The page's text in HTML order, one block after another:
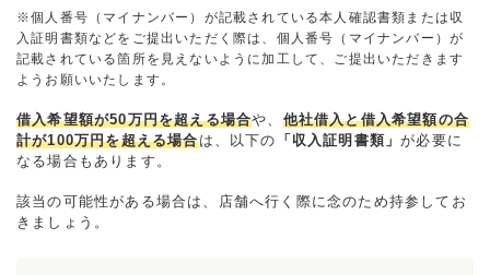
※個人番号（マイナンバー）が記載されている本人確認書類または収
入証明書類などをご提出いただく際は、個人番号（マイナンバー）が
記載されている箇所を見えないように加工して、ご提出いただきます
ようお願いいたします。
借入希望額が50万円を超える場合や、 他社借入と借入希望額の合
計が100万円を超える場合は、以下の 「収入証明書類」が必要に
なる場合もあります。
該当の可能性がある場合は、店舗へ行く際に念のため持参してお
きましょう。